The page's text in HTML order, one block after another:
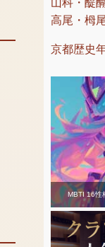
山科・醍
高尾・栂
京都歴史
MBTI 16性